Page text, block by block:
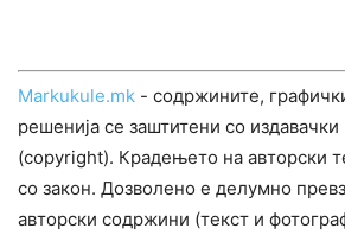
Markukule.mk - содржините,
решенија се заштитени со
(copyright). Крадењето на авторски
со закон. Дозволено е делумно
авторски содржини (текст и